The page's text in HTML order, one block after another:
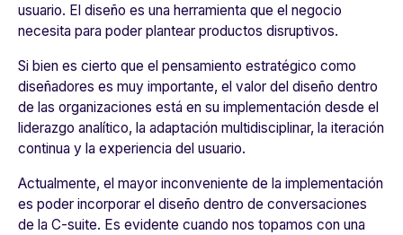
usuario. El diseño es una herramienta que el negocio
necesita para poder plantear productos disruptivos.
Si bien es cierto que el pensamiento estratégico como
diseñadores es muy importante, el valor del diseño dentro
de las organizaciones está en su implementación desde el
liderazgo analítico, la adaptación multidisciplinar, la iteración
continua y la experiencia del usuario.
Actualmente, el mayor inconveniente de la implementación
es poder incorporar el diseño dentro de conversaciones
de la C-suite. Es evidente cuando nos topamos con una